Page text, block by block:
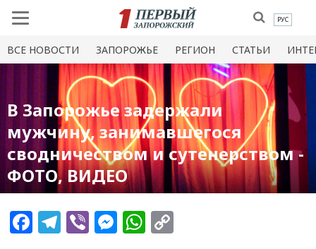
РУС
ВСЕ НОВОСТИ ЗАПОРОЖЬЕ РЕГИОН СТАТЬИ
В Запорожье задержали
мужчину, занимавшегося
сводничеством и сутенерством -
ФОТО, ВИДЕО
Facebook
Telegram
ViberMessenger
WhatsApp